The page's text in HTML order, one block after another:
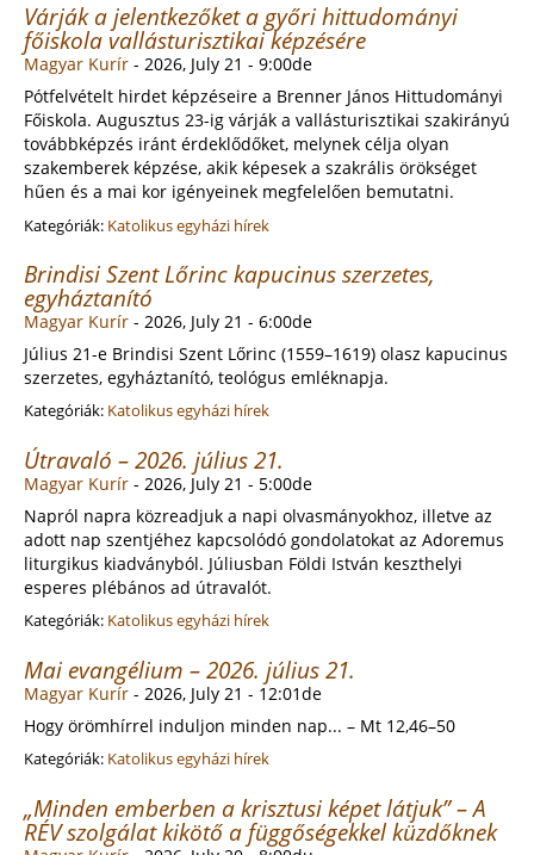
Várják a jelentkezőket a győri hittudományi
főiskola vallásturisztikai képzésére
Magyar Kurír - 2026, July 21 - 9:00de
Pótfelvételt hirdet képzéseire a Brenner János Hittudományi
Főiskola. Augusztus 23-ig várják a vallásturisztikai szakirányú
továbbképzés iránt érdeklődőket, melynek célja olyan
szakemberek képzése, akik képesek a szakrális örökséget
hűen és a mai kor igényeinek megfelelően bemutatni.
Kategóriák: Katolikus egyházi hírek
Brindisi Szent Lőrinc kapucinus szerzetes,
egyháztanító
Magyar Kurír - 2026, July 21 - 6:00de
Július 21-e Brindisi Szent Lőrinc (1559–1619) olasz kapucinus
szerzetes, egyháztanító, teológus emléknapja.
Kategóriák: Katolikus egyházi hírek
Útravaló – 2026. július 21.
Magyar Kurír - 2026, July 21 - 5:00de
Napról napra közreadjuk a napi olvasmányokhoz, illetve az
adott nap szentjéhez kapcsolódó gondolatokat az Adoremus
liturgikus kiadványból. Júliusban Földi István keszthelyi
esperes plébános ad útravalót.
Kategóriák: Katolikus egyházi hírek
Mai evangélium – 2026. július 21.
Magyar Kurír - 2026, July 21 - 12:01de
Hogy örömhírrel induljon minden nap... – Mt 12,46–50
Kategóriák: Katolikus egyházi hírek
„Minden emberben a krisztusi képet látjuk” – A
RÉV szolgálat kikötő a függőségekkel küzdőknek